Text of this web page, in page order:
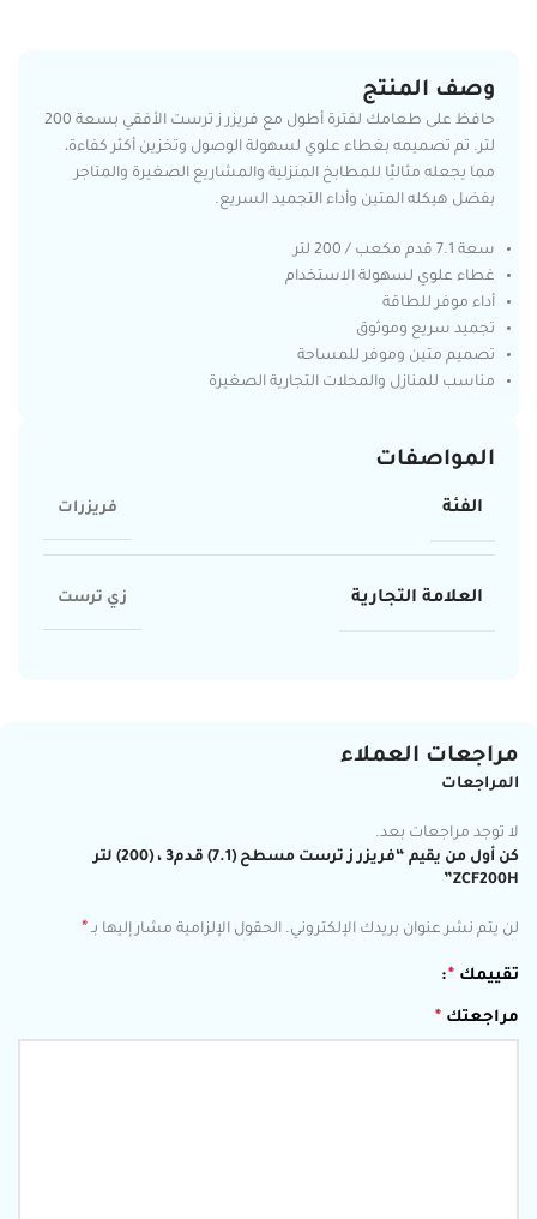
وصف المنتج
حافظ على طعامك لفترة أطول مع فريزر ز ترست الأفقي بسعة 200
لتر. تم تصميمه بغطاء علوي لسهولة الوصول وتخزين أكثر كفاءة،
مما يجعله مثاليًا للمطابخ المنزلية والمشاريع الصغيرة والمتاجر
بفضل هيكله المتين وأداء التجميد السريع.
سعة 7.1 قدم مكعب / 200 لتر
غطاء علوي لسهولة الاستخدام
أداء موفر للطاقة
تجميد سريع وموثوق
تصميم متين وموفر للمساحة
مناسب للمنازل والمحلات التجارية الصغيرة
المواصفات
الفئة فريزرات
العلامة التجارية زي ترست
مراجعات العملاء
المراجعات
لا توجد مراجعات بعد.
كن أول من يقيم “فريزر ز ترست مسطح (7.1) قدم3 ، (200) لتر
ZCF200H”
لن يتم نشر عنوان بريدك الإلكتروني. الحقول الإلزامية مشار إليها بـ *
تقييمك *
مراجعتك *